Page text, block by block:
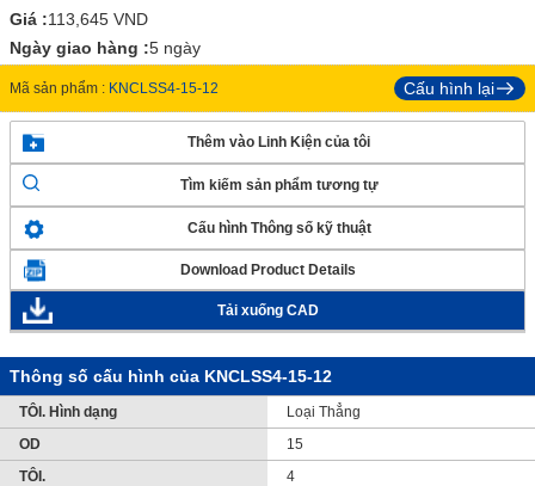
Giá :113,645 VND
Ngày giao hàng :5 ngày
Mã sản phẩm : KNCLSS4-15-12 Cấu hình lại
Thêm vào Linh Kiện của tôi
Tìm kiếm sản phẩm tương tự
Cấu hình Thông số kỹ thuật
Download Product Details
Tải xuống CAD
Thông số cấu hình của KNCLSS4-15-12
TÔI. Hình dạng
Loại Thẳng
OD
15
TÔI.
4